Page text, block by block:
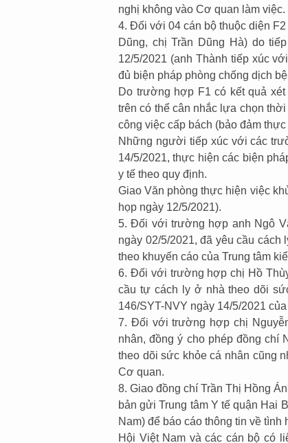
nghị không vào Cơ quan làm việc.
4. Đối với 04 cán bộ thuộc diện
Dũng, chị Trần Dũng Hà) do
12/5/2021 (anh Thành tiếp xúc
đủ biện pháp phòng chống dịch
Do trường hợp F1 có kết quả
trên có thể cân nhắc lựa chọn
công việc cấp bách (bảo đảm
Những người tiếp xúc với các
14/5/2021, thực hiện các biện
y tế theo quy định.
Giao Văn phòng thực hiện việc
họp ngày 12/5/2021).
5. Đối với trường hợp anh Ngô
ngày 02/5/2021, đã yêu cầu
theo khuyến cáo của Trung tâm
6. Đối với trường hợp chị Hồ
cầu tự cách ly ở nhà theo dõi
146/SYT-NVY ngày 14/5/2021
7. Đối với trường hợp chị
nhân, đồng ý cho phép đồng chí
theo dõi sức khỏe cá nhân cũng
Cơ quan.
8. Giao đồng chí Trần Thị Hồng
bản gửi Trung tâm Y tế quận Hai
Nam) để báo cáo thông tin về
Hội Việt Nam và các cán bộ có